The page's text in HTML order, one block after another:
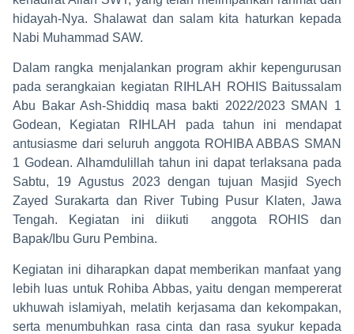
hidayah-Nya. Shalawat dan salam kita haturkan kepada
Nabi Muhammad SAW.
Dalam rangka menjalankan program akhir kepengurusan
pada serangkaian kegiatan RIHLAH ROHIS Baitussalam
Abu Bakar Ash-Shiddiq masa bakti 2022/2023 SMAN 1
Godean, Kegiatan RIHLAH pada tahun ini mendapat
antusiasme dari seluruh anggota ROHIBA ABBAS SMAN
1 Godean. Alhamdulillah tahun ini dapat terlaksana pada
Sabtu, 19 Agustus 2023 dengan tujuan Masjid Syech
Zayed Surakarta dan River Tubing Pusur Klaten, Jawa
Tengah. Kegiatan ini diikuti anggota ROHIS dan
Bapak/Ibu Guru Pembina.
Kegiatan ini diharapkan dapat memberikan manfaat yang
lebih luas untuk Rohiba Abbas, yaitu dengan mempererat
ukhuwah islamiyah, melatih kerjasama dan kekompakan,
serta menumbuhkan rasa cinta dan rasa syukur kepada